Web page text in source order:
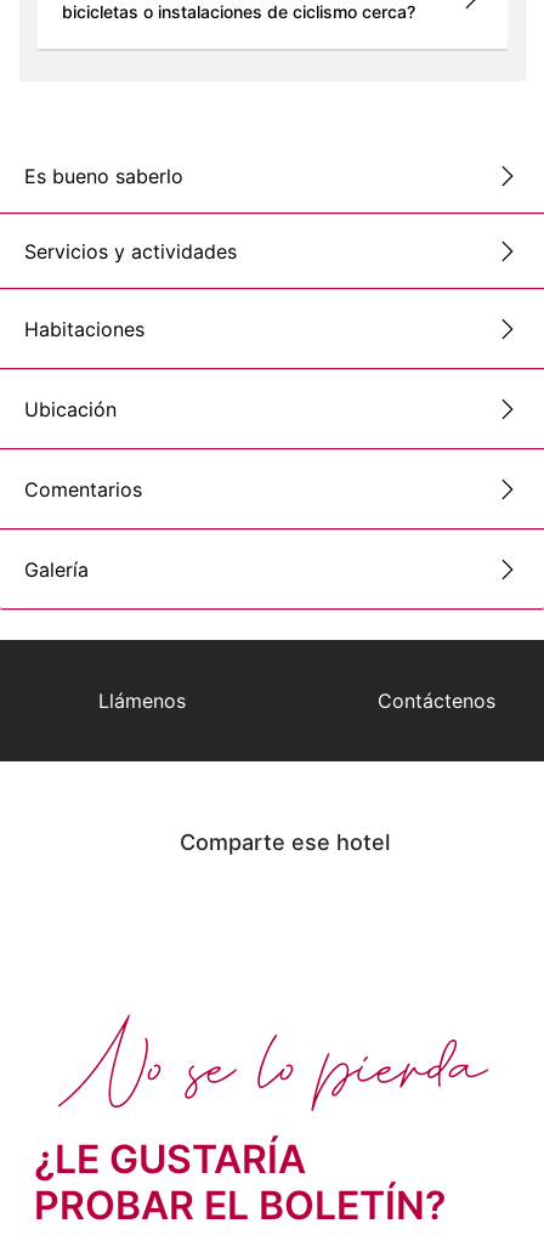
bicicletas o instalaciones de ciclismo cerca?
Es bueno saberlo
Servicios y actividades
Habitaciones
Ubicación
Comentarios
Galería
Llámenos Contáctenos
Comparte ese hotel
¿LE GUSTARÍA
PROBAR EL BOLETÍN?
No se lo pierda